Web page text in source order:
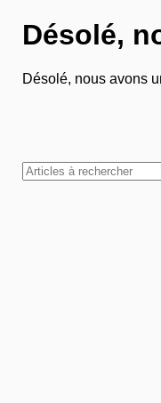
Désolé,
Désolé, nous avons